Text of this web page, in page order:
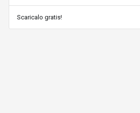
Scaricalo gratis!